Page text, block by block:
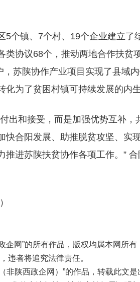
5个镇、7个村、19个企业建立了
类协议68个，推动两地合作扶贫
苏陕协作产业项目实现了县域
化为了贫困村镇可持续发展的内
出和接受，而是加强优势互补
快合阳发展、助推脱贫攻坚、实
推进苏陕扶贫协作各项工作。”
企网”的所有作品，版权均属本网所
违者将追究法律责任。
非陕西政企网）”的作品，转载此文是